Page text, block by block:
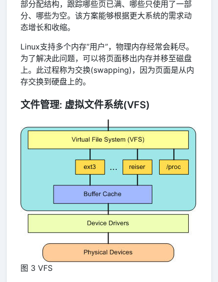
部分配结构，跟踪哪些页已满、哪些只使用了一部
分、哪些为空。该方案能够根据更大系统的需求动
态增长和收缩。
Linux支持多个内存”用户”，物理内存经常会耗尽。
为了解决此问题，可以将页面移出内存并移至磁盘
上。此过程称为交换(swapping)，因为页面是从内
存交换到硬盘上的。
文件管理: 虚拟文件系统(VFS)
图 3 VFS